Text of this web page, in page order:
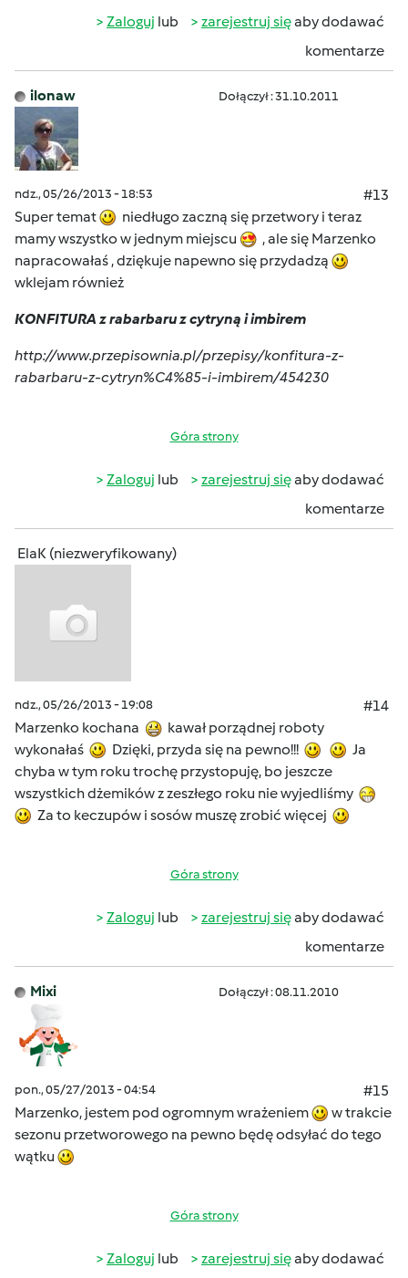
Zaloguj lub zarejestruj sięaby dodawać
komentarze
ilonaw Dołączył : 31.10.2011
ndz., 05/26/2013 - 18:53
#13
Super temat
niedługo zaczną się przetwory i teraz
mamy wszystko w jednym miejscu
, ale się Marzenko
napracowałaś , dziękuje napewno się przydadzą
wklejam również
KONFITURA z rabarbaru z cytryną i imbirem
http://www.przepisownia.pl/przepisy/konfitura-z-
rabarbaru-z-cytryn%C4%85-i-imbirem/454230
Góra strony
Zaloguj lub zarejestruj sięaby dodawać
komentarze
ElaK (niezweryfikowany)
ndz., 05/26/2013 - 19:08
#14
Marzenko kochana
kawał porządnej roboty
wykonałaś
Dzięki, przyda się na pewno!!!
Ja
chyba w tym roku trochę przystopuję, bo jeszcze
wszystkich dżemików z zeszłego roku nie wyjedliśmy
Za to keczupów i sosów muszę zrobić więcej
Góra strony
Zaloguj lub zarejestruj sięaby dodawać
komentarze
Mixi Dołączył : 08.11.2010
pon., 05/27/2013 - 04:54
#15
Marzenko, jestem pod ogromnym wrażeniem
w trakcie
sezonu przetworowego na pewno będę odsyłać do tego
wątku
Góra strony
Zaloguj lub zarejestruj sięaby dodawać